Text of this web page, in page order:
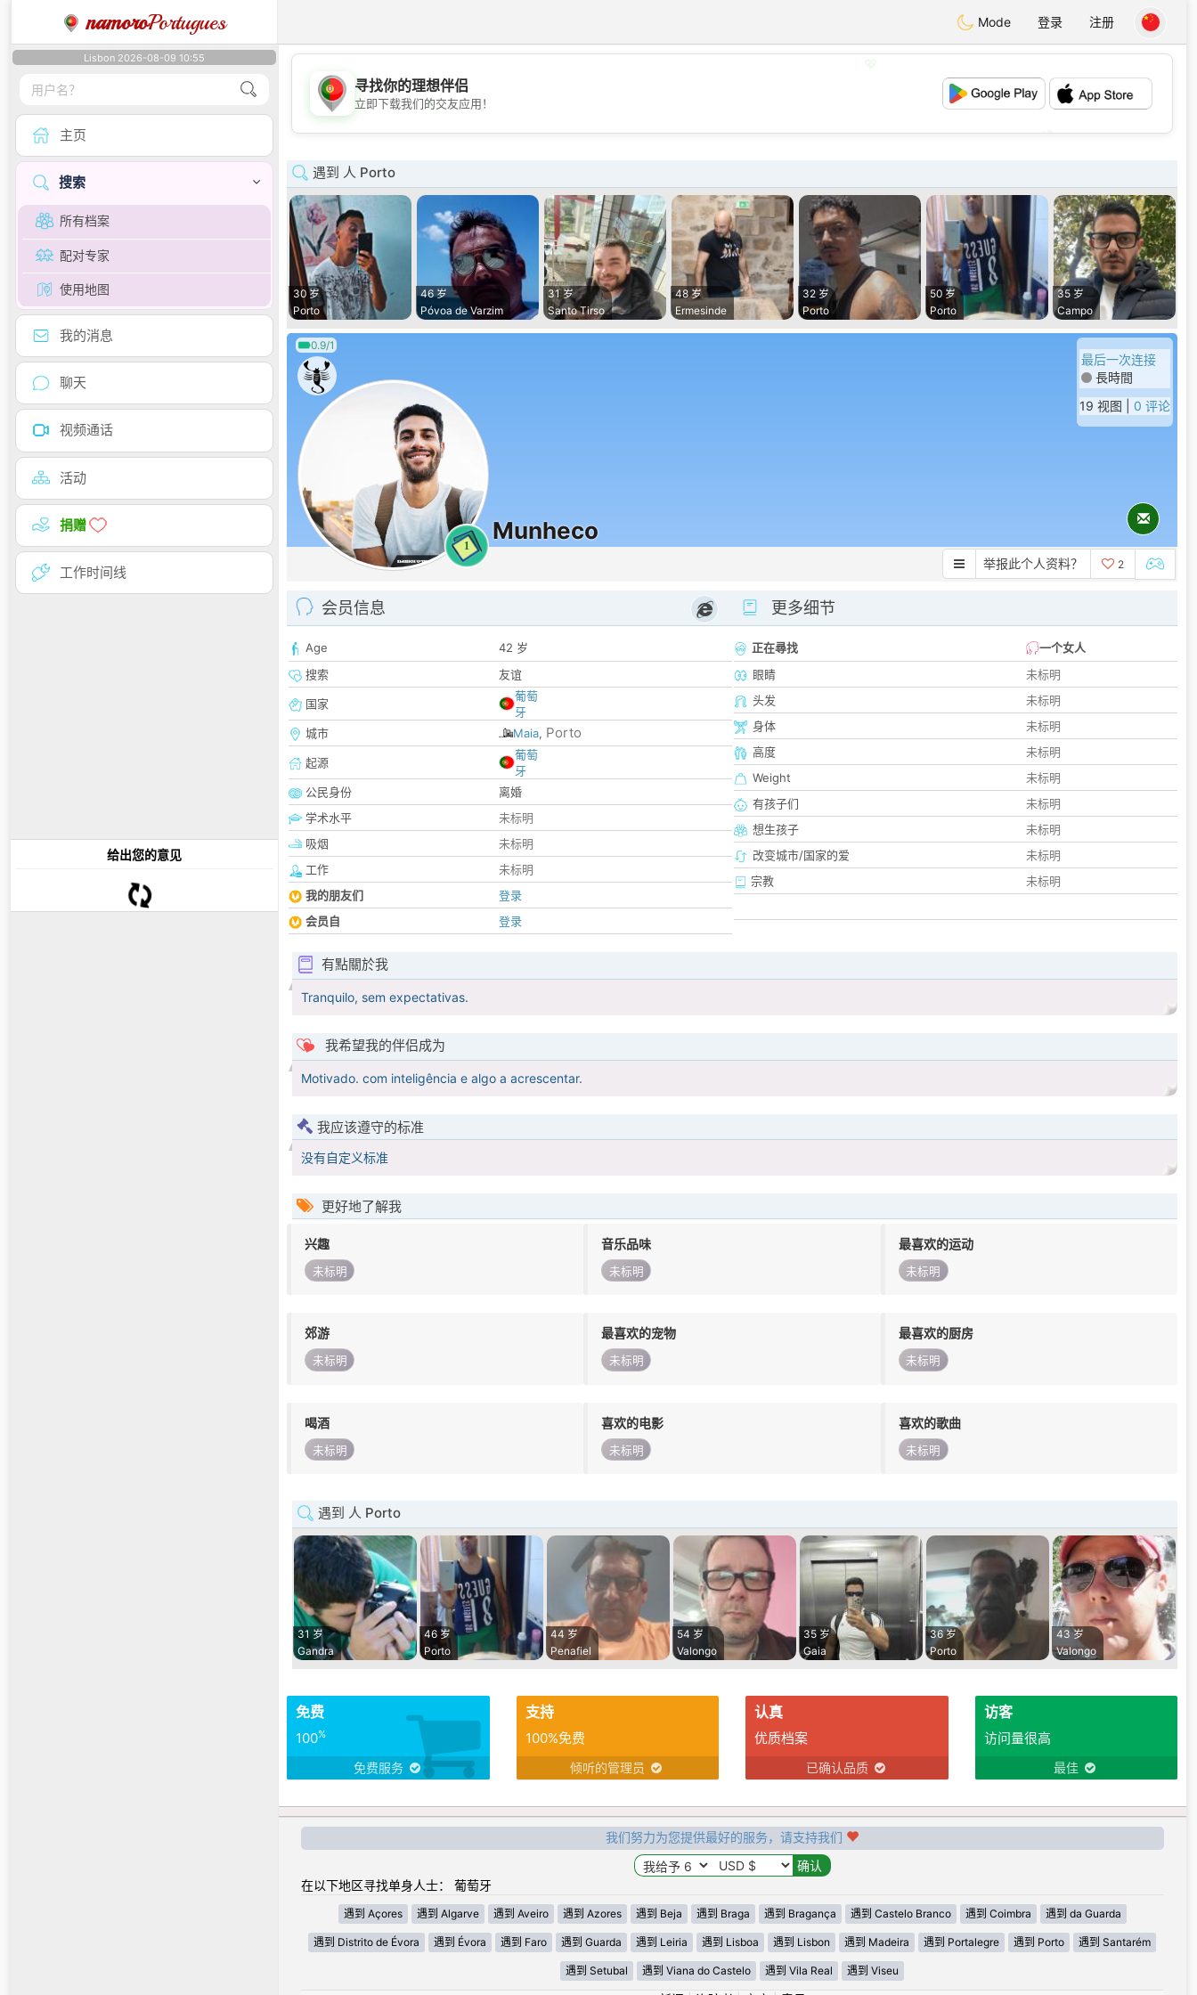
namoroPortugues Mode 登录 注册
Lisbon 2026-08-09 10:55
主页
搜索
所有档案
配对专家
使用地图
我的消息
聊天
视频通话
活动
捐赠
工作时间线
给出您的意见
💖
💕
寻找你的理想伴侣
立即下载我们的交友应用！
遇到 人 Porto
30 岁
Porto
46 岁
Póvoa de Varzim
31 岁
Santo Tirso
48 岁
Ermesinde
32 岁
Porto
50 岁
Porto
35 岁
Campo
0.9/1
1
Munheco
最后一次连接
長時間
19 视图 | 0 评论
举报此个人资料？ 2
会员信息
Age
42 岁
搜索
友谊
国家
葡萄
牙
城市
Maia, Porto
起源
葡萄
牙
公民身份
离婚
学术水平
未标明
吸烟
未标明
工作
未标明
我的朋友们
登录
会员自
登录
更多细节
正在尋找
一个女人
眼睛
未标明
头发
未标明
身体
未标明
高度
未标明
Weight
未标明
有孩子们
未标明
想生孩子
未标明
改变城市/国家的爱
未标明
宗教
未标明
有點關於我
Tranquilo, sem expectativas.
我希望我的伴侣成为
Motivado. com inteligência e algo a acrescentar.
我应该遵守的标准
没有自定义标准
更好地了解我
兴趣
未标明
音乐品味
未标明
最喜欢的运动
未标明
郊游
未标明
最喜欢的宠物
未标明
最喜欢的厨房
未标明
喝酒
未标明
喜欢的电影
未标明
喜欢的歌曲
未标明
遇到 人 Porto
31 岁
Gandra
46 岁
Porto
44 岁
Penafiel
54 岁
Valongo
35 岁
Gaia
36 岁
Porto
43 岁
Valongo
免费
100%
免费服务
支持
100%免费
倾听的管理员
认真
优质档案
已确认品质
访客
访问量很高
最佳
我们努力为您提供最好的服务，请支持我们
在以下地区寻找单身人士： 葡萄牙
遇到 Açores 遇到 Algarve 遇到 Aveiro 遇到 Azores 遇到 Beja 遇到 Braga 遇到 Bragança 遇到 Castelo Branco 遇到 Coimbra 遇到 da Guarda
遇到 Distrito de Évora 遇到 Évora 遇到 Faro 遇到 Guarda 遇到 Leiria 遇到 Lisboa 遇到 Lisbon 遇到 Madeira 遇到 Portalegre 遇到 Porto 遇到 Santarém
遇到 Setubal 遇到 Viana do Castelo 遇到 Vila Real 遇到 Viseu